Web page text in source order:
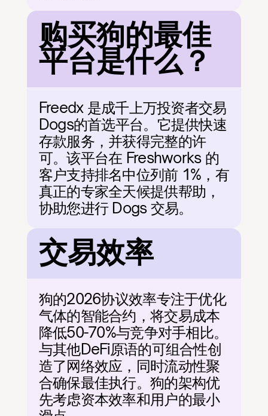
购买狗的最佳
平台是什么？
Freedx 是成千上万投资者交易
Dogs的首选平台。它提供快速
存款服务，并获得完整的许
可。该平台在 Freshworks 的
客户支持排名中位列前 1%，有
真正的专家全天候提供帮助，
协助您进行 Dogs 交易。
交易效率
狗的2026协议效率专注于优化
气体的智能合约，将交易成本
降低50-70%与竞争对手相比。
与其他DeFi原语的可组合性创
造了网络效应，同时流动性聚
合确保最佳执行。狗的架构优
先考虑资本效率和用户的最小